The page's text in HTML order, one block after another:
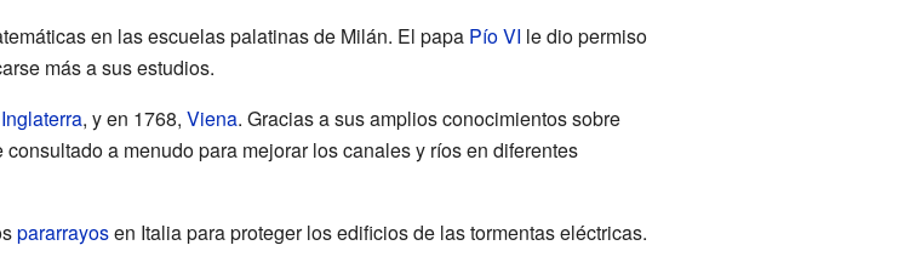
en las escuelas palatinas de Milán. El papa Pío VI le dio permiso
más a sus estudios.
Inglaterra, y en 1768, Viena. Gracias a sus amplios conocimientos sobre
a menudo para mejorar los canales y ríos en diferentes
pararrayosen Italia para proteger los edificios de las tormentas eléctricas.